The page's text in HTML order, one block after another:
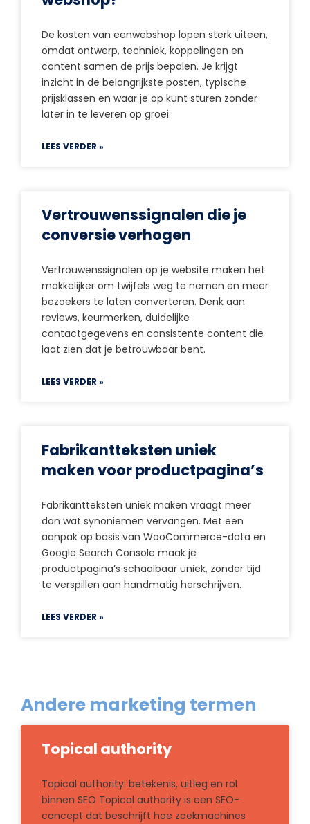
De kosten van eenwebshop lopen sterk uiteen,
omdat ontwerp, techniek, koppelingen en
content samen de prijs bepalen. Je krijgt
inzicht in de belangrijkste posten, typische
prijsklassen en waar je op kunt sturen zonder
later in te leveren op groei.
LEES VERDER »
Vertrouwenssignalen die je
conversie verhogen
Vertrouwenssignalen op je website maken het
makkelijker om twijfels weg te nemen en meer
bezoekers te laten converteren. Denk aan
reviews, keurmerken, duidelijke
contactgegevens en consistente content die
laat zien dat je betrouwbaar bent.
LEES VERDER »
Fabrikantteksten uniek
maken voor productpagina’s
Fabrikantteksten uniek maken vraagt meer
dan wat synoniemen vervangen. Met een
aanpak op basis van WooCommerce-data en
Google Search Console maak je
productpagina’s schaalbaar uniek, zonder tijd
te verspillen aan handmatig herschrijven.
LEES VERDER »
Andere marketing termen
Topical authority
Topical authority: betekenis, uitleg en rol
binnen SEO Topical authority is een SEO-
concept dat beschrijft hoe zoekmachines